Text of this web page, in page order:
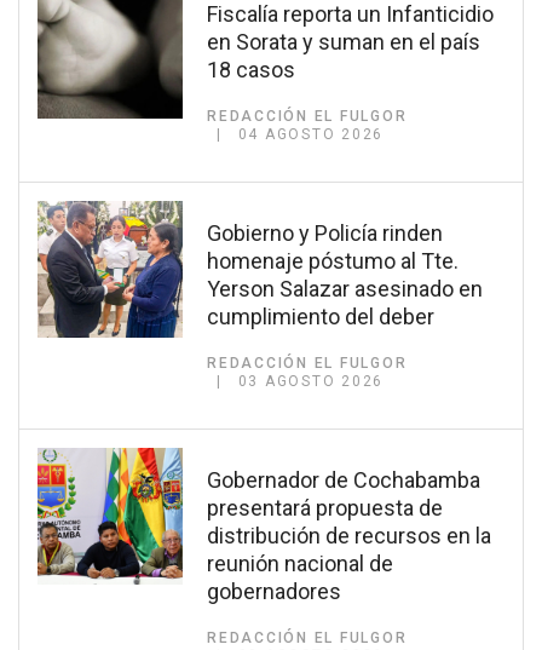
Fiscalía reporta un Infanticidio
en Sorata y suman en el país
18 casos
REDACCIÓN EL FULGOR
04 AGOSTO 2026
Gobierno y Policía rinden
homenaje póstumo al Tte.
Yerson Salazar asesinado en
cumplimiento del deber
REDACCIÓN EL FULGOR
03 AGOSTO 2026
Gobernador de Cochabamba
presentará propuesta de
distribución de recursos en la
reunión nacional de
gobernadores
REDACCIÓN EL FULGOR